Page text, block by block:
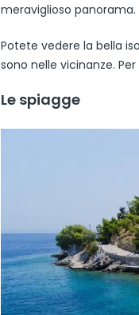
meraviglioso panorama.
Potete vedere la bella
sono nelle vicinanze.
Le spiagge